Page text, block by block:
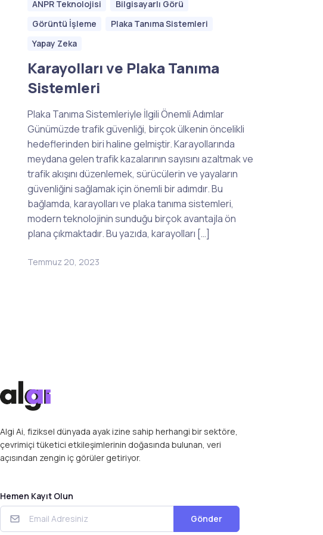
ANPR Teknolojisi
Bilgisayarlı Görü
Görüntü İşleme
Plaka Tanıma Sistemleri
Yapay Zeka
Karayolları ve Plaka Tanıma
Sistemleri
Plaka Tanıma Sistemleriyle İlgili Önemli Adımlar
Günümüzde trafik güvenliği, birçok ülkenin öncelikli
hedeflerinden biri haline gelmiştir. Karayollarında
meydana gelen trafik kazalarının sayısını azaltmak ve
trafik akışını düzenlemek, sürücülerin ve yayaların
güvenliğini sağlamak için önemli bir adımdır. Bu
bağlamda, karayolları ve plaka tanıma sistemleri,
modern teknolojinin sunduğu birçok avantajla ön
plana çıkmaktadır. Bu yazıda, karayolları […]
Temmuz 20, 2023
Algi Ai, fiziksel dünyada ayak izine sahip herhangi bir sektöre,
çevrimiçi tüketici etkileşimlerinin doğasında bulunan, veri
açısından zengin iç görüler getiriyor.
Hemen Kayıt Olun
Gönder